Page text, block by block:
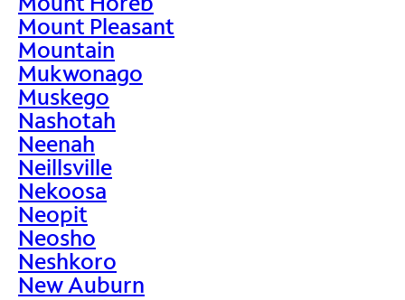
Mount Pleasant
Mountain
Mukwonago
Muskego
Nashotah
Neenah
Neillsville
Nekoosa
Neopit
Neosho
Neshkoro
New Auburn